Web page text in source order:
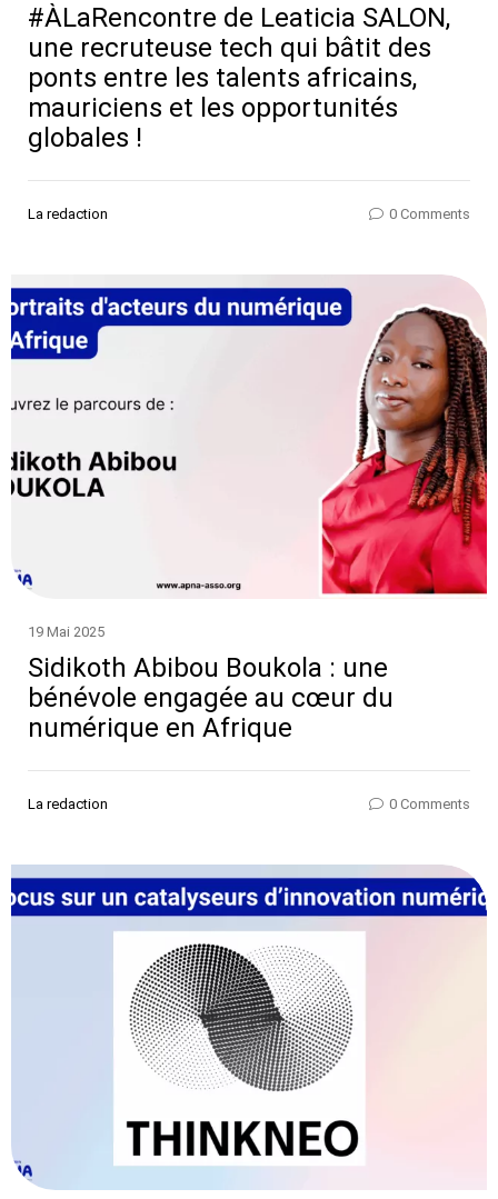
#ÀLaRencontre de Leaticia SALON,
une recruteuse tech qui bâtit des
ponts entre les talents africains,
mauriciens et les opportunités
globales !
La redaction 0 Comments
19 Mai 2025
Sidikoth Abibou Boukola : une
bénévole engagée au cœur du
numérique en Afrique
La redaction 0 Comments